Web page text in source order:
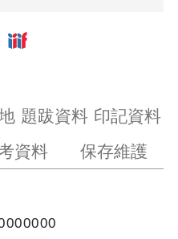
題跋資料 印記資料
資料 保存維護